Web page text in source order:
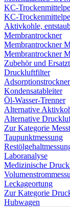
KC-
KC-
Aktivkohle,
Membrantrockner
Membrantrockner
Membrantrockner
Zubehör und
Druckluftfilter
Kondensatableiter
Öl-Wasser-Trenner
Alternative
Alternative
Zur Kategorie
Taupunktmessung
Laboranalyse
Medizinische
Leckageortung
Zur Kategorie
Hubwagen